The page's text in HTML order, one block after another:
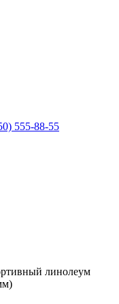
555-88-55
линолеум